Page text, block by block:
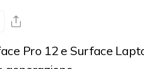
Pro 12 e Surface